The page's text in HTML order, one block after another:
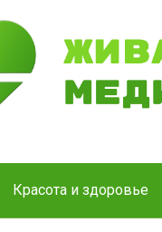
Красота и здоровье